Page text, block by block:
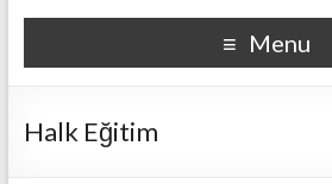
Menu
Halk Eğitim